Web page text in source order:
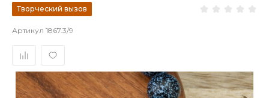
Творческий вызов
Артикул 1867.3/9